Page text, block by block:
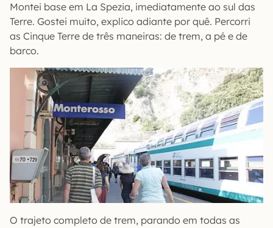
Montei base em La Spezia, imediatamente ao sul das
Terre. Gostei muito, explico adiante por quê. Percorri
as Cinque Terre de três maneiras: de trem, a pé e de
barco.
O trajeto completo de trem, parando em todas as